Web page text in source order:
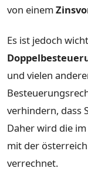
von einem
Es ist jedoch
und vielen
verhindern, dass
Daher wird die
mit der
verrechnet.